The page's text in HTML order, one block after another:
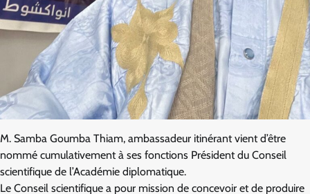
M. Samba Goumba Thiam, ambassadeur itinérant vient d’être
nommé cumulativement à ses fonctions Président du Conseil
scientifique de l’Académie diplomatique.
Le Conseil scientifique a pour mission de concevoir et de produire